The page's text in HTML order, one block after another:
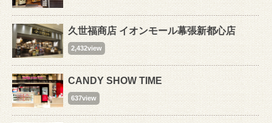
久世福商店 イオンモール幕張新都心店
2,432view
CANDY SHOW TIME
637view